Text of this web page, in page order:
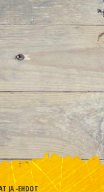
JA -EHDOT